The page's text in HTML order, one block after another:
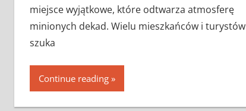
miejsce wyjątkowe, które odtwarza atmosferę
minionych dekad. Wielu mieszkańców i turystów
szuka
Continue reading